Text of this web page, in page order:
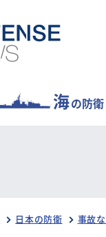
海の防衛
日本の防衛 事故